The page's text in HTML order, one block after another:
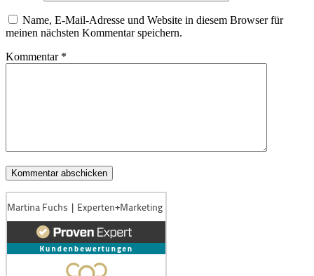
Name, E-Mail-Adresse und Website in diesem Browser für
meinen nächsten Kommentar speichern.
Kommentar *